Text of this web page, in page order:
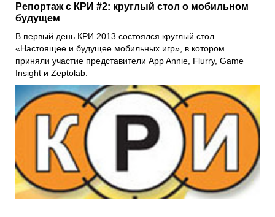
Репортаж с КРИ #2: круглый стол о мобильном
будущем
В первый день КРИ 2013 состоялся круглый стол
«Настоящее и будущее мобильных игр», в котором
приняли участие представители App Annie, Flurry, Game
Insight и Zeptolab.